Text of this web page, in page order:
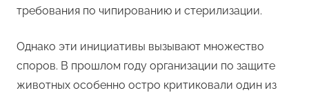
требования по чипированию и стерилизации.
Однако эти инициативы вызывают множество
споров. В прошлом году организации по защите
животных особенно остро критиковали один из